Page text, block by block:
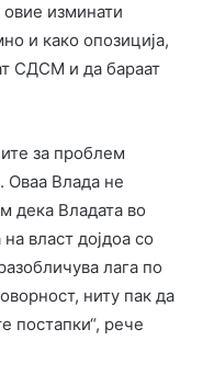
изминати
и како опозиција,
СДСМ и да бараат
за проблем
Оваа Влада не
дека Владата во
власт дојдоа со
лага по
ниту пак да
постапки“, рече